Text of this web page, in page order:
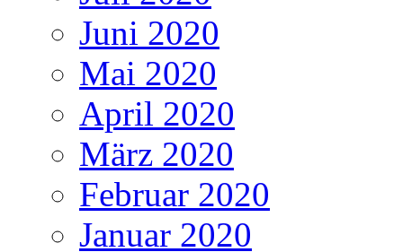
Juni 2020
Mai 2020
April 2020
März 2020
Februar 2020
Januar 2020